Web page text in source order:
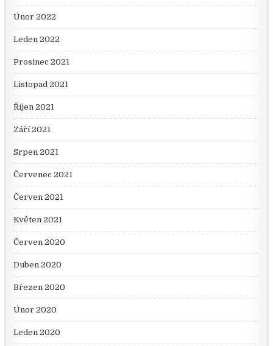
Únor 2022
Leden 2022
Prosinec 2021
Listopad 2021
Říjen 2021
Září 2021
Srpen 2021
Červenec 2021
Červen 2021
Květen 2021
Červen 2020
Duben 2020
Březen 2020
Únor 2020
Leden 2020